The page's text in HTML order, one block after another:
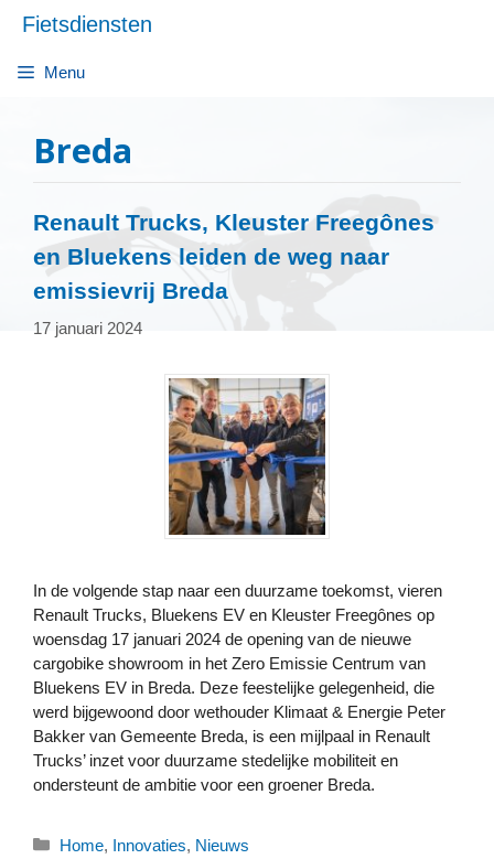
naar
inhoud
Fietsdiensten
Menu
Breda
Renault Trucks, Kleuster Freegônes
en Bluekens leiden de weg naar
emissievrij Breda
17 januari 2024
In de volgende stap naar een duurzame toekomst, vieren
Renault Trucks, Bluekens EV en Kleuster Freegônes op
woensdag 17 januari 2024 de opening van de nieuwe
cargobike showroom in het Zero Emissie Centrum van
Bluekens EV in Breda. Deze feestelijke gelegenheid, die
werd bijgewoond door wethouder Klimaat & Energie Peter
Bakker van Gemeente Breda, is een mijlpaal in Renault
Trucks’ inzet voor duurzame stedelijke mobiliteit en
ondersteunt de ambitie voor een groener Breda.
Categorieën
Home, Innovaties, Nieuws